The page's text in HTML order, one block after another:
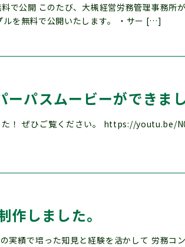
で公開 このたび、大槻経営労務管理事務所
ルを無料で公開いたします。 ・サー […]
ーパスムービーができま
た！ ぜひご覧ください。 https://youtu.be/
しました。
実績で培った知見と経験を活かして 労務コ